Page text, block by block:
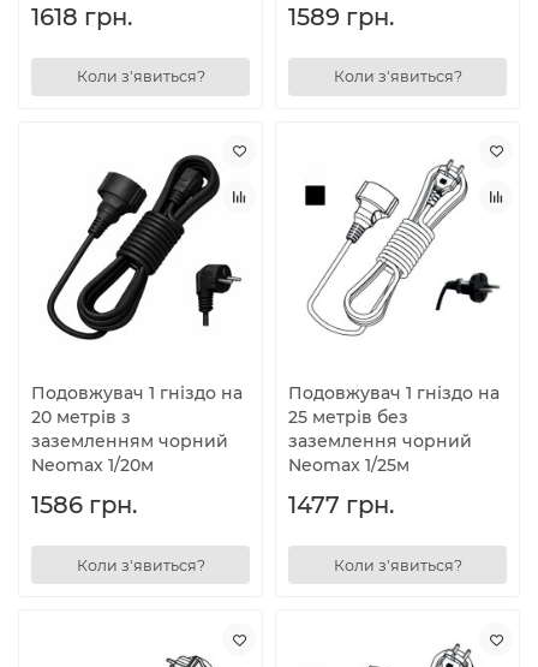
1618 грн.
Коли з'явиться?
1589 грн.
Коли з'явиться?
Подовжувач 1 гніздо на
20 метрів з
заземленням чорний
Neomax 1/20м
1586 грн.
Коли з'явиться?
Подовжувач 1 гніздо на
25 метрів без
заземлення чорний
Neomax 1/25м
1477 грн.
Коли з'явиться?